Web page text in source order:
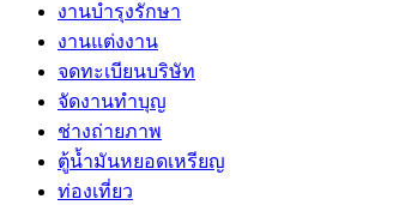
งานบำรุงรักษา
งานแต่งงาน
จดทะเบียนบริษัท
จัดงานทำบุญ
ช่างถ่ายภาพ
ตู้น้ำมันหยอดเหรียญ
ท่องเที่ยว